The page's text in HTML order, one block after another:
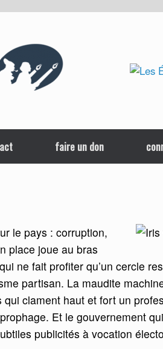
faire un don
le pays : corruption,
place joue au bras
ne fait profiter qu’un cercle
partisan. La maudite
clament haut et fort un
Et le gouvernement
publicités à vocation